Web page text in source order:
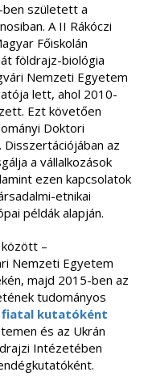
ben született a
A II Rákóczi
Főiskolán
földrajz-biológia
Nemzeti Egyetem
lett, ahol 2010-
Ezt követően
Doktori
az
a vállalkozások
ezen kapcsolatok
etnikai
példák alapján.
–
Nemzeti Egyetem
majd 2015-ben az
tudományos
fiatal kutatóként
és az Ukrán
Intézetében